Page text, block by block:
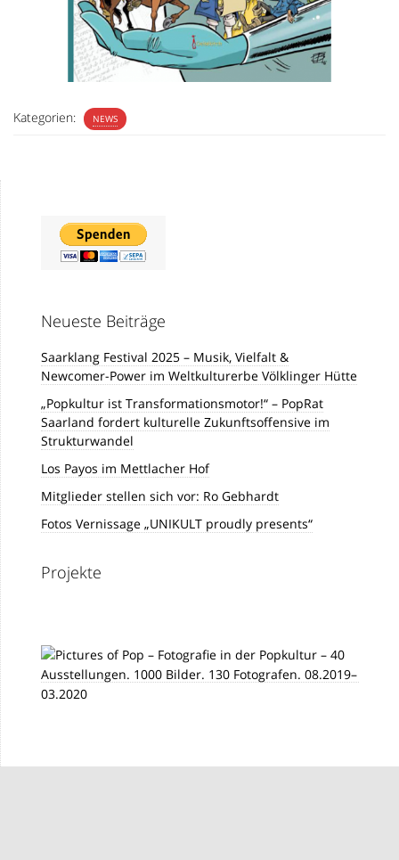
Kategorien: NEWS
Neueste Beiträge
Saarklang Festival 2025 – Musik, Vielfalt &
Newcomer-Power im Weltkulturerbe Völklinger Hütte
„Popkultur ist Transformationsmotor!“ – PopRat
Saarland fordert kulturelle Zukunftsoffensive im
Strukturwandel
Los Payos im Mettlacher Hof
Mitglieder stellen sich vor: Ro Gebhardt
Fotos Vernissage „UNIKULT proudly presents“
Projekte